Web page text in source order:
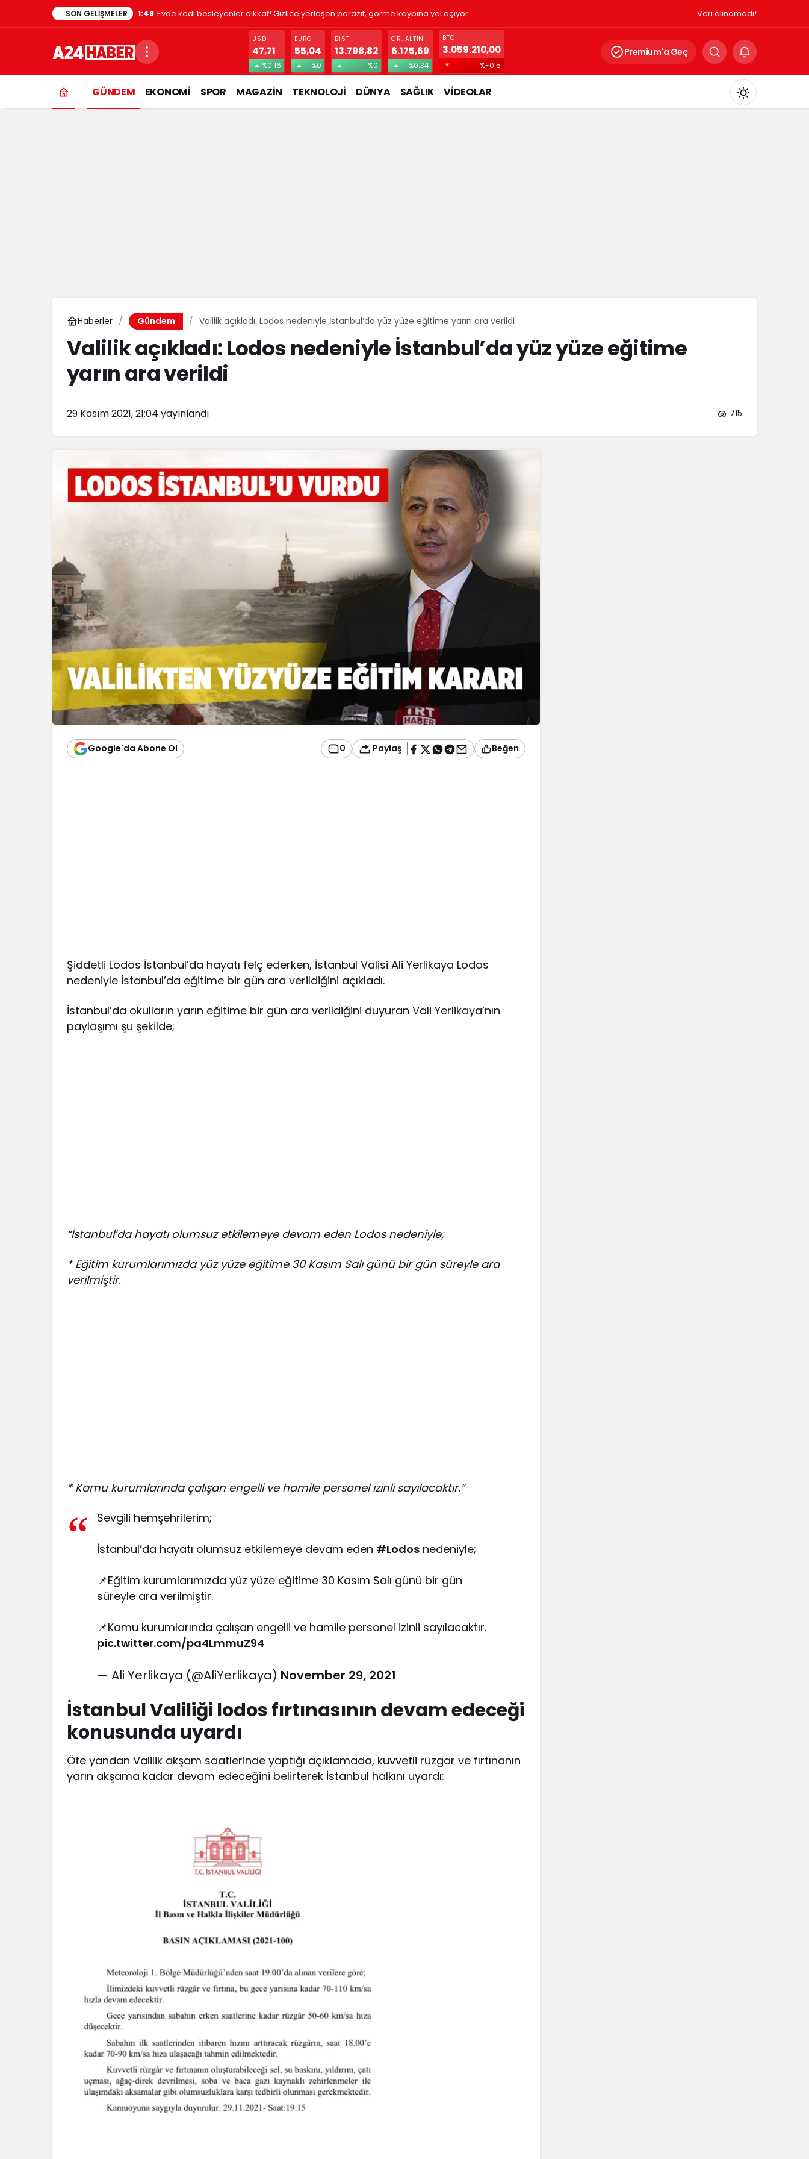
SON GELIŞMELER 1:48 Evde kedi besleyenler dikkat! Gizlice yerleşen parazit, görme kaybına yol açıyor Veri alınamadı!
USD
47,71
%0.16
EURO
55,04
%0
BIST
13.798,82
%0
GR. ALTIN
6.175,69
%0.34
BTC
3.059.210,00
%-0.5
Premium'a Geç
GÜNDEM EKONOMİ SPOR MAGAZİN TEKNOLOJİ DÜNYA SAĞLIK VİDEOLAR
Mod
Haberler Gündem Valilik açıkladı: Lodos nedeniyle İstanbul’da yüz yüze eğitime yarın ara verildi
Valilik açıkladı: Lodos nedeniyle İstanbul’da yüz yüze eğitime
yarın ara verildi
29 Kasım 2021, 21:04 yayınlandı 715
Google'da Abone Ol 0 Paylaş Beğen
Şiddetli Lodos İstanbul’da hayatı felç ederken, İstanbul Valisi Ali Yerlikaya Lodos
nedeniyle İstanbul’da eğitime bir gün ara verildiğini açıkladı.
İstanbul’da okulların yarın eğitime bir gün ara verildiğini duyuran Vali Yerlikaya’nın
paylaşımı şu şekilde;
“İstanbul’da hayatı olumsuz etkilemeye devam eden Lodos nedeniyle;
* Eğitim kurumlarımızda yüz yüze eğitime 30 Kasım Salı günü bir gün süreyle ara
verilmiştir.
* Kamu kurumlarında çalışan engelli ve hamile personel izinli sayılacaktır.”
Sevgili hemşehrilerim;
İstanbul’da hayatı olumsuz etkilemeye devam eden #Lodos nedeniyle;
📌Eğitim kurumlarımızda yüz yüze eğitime 30 Kasım Salı günü bir gün
süreyle ara verilmiştir.
📌Kamu kurumlarında çalışan engelli ve hamile personel izinli sayılacaktır.
pic.twitter.com/pa4LmmuZ94
— Ali Yerlikaya (@AliYerlikaya) November 29, 2021
İstanbul Valiliği lodos fırtınasının devam edeceği
konusunda uyardı
Öte yandan Valilik akşam saatlerinde yaptığı açıklamada, kuvvetli rüzgar ve fırtınanın
yarın akşama kadar devam edeceğini belirterek İstanbul halkını uyardı: